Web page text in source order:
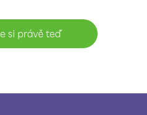
si právě teď